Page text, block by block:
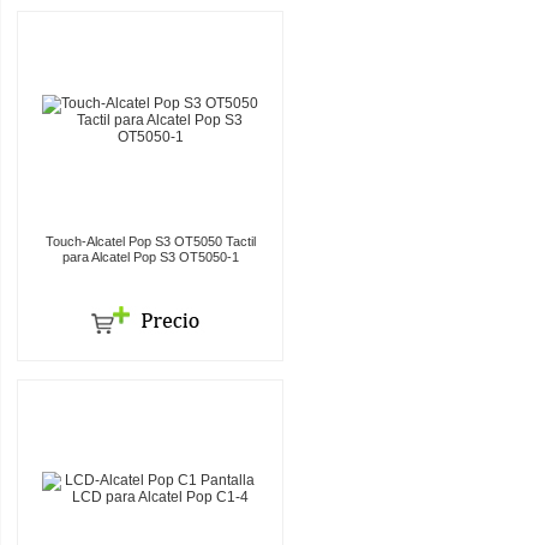
Touch-Alcatel Pop S3 OT5050 Tactil
para Alcatel Pop S3 OT5050-1